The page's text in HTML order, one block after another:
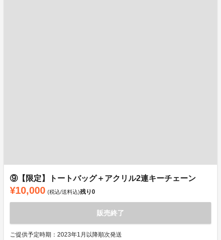
⑨【限定】トートバッグ＋アクリル2連キーチェーン
¥10,000 (税込/送料込)残り0
販売終了
ご提供予定時期：2023年1月以降順次発送